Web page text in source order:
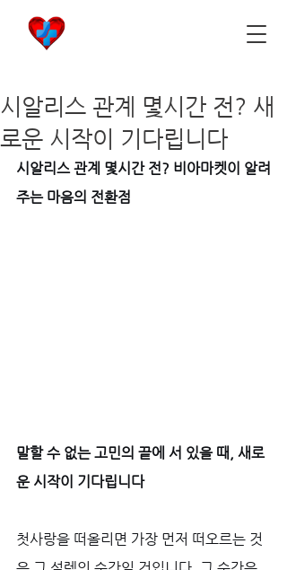
시알리스 관계 몇시간 전? 새
로운 시작이 기다립니다
시알리스 관계 몇시간 전? 비아마켓이 알려
주는 마음의 전환점
말할 수 없는 고민의 끝에 서 있을 때, 새로
운 시작이 기다립니다
첫사랑을 떠올리면 가장 먼저 떠오르는 것